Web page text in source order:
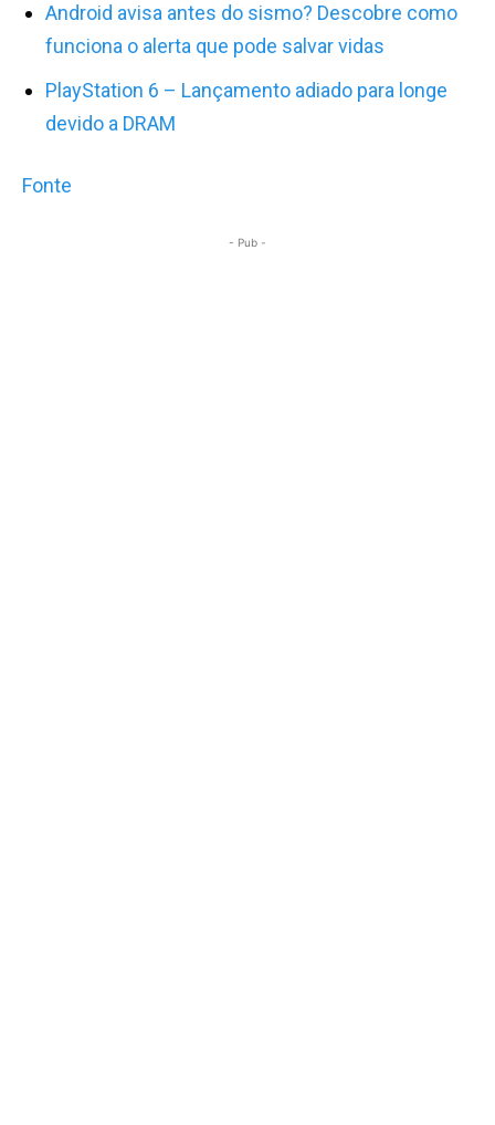
Android avisa antes do sismo? Descobre como
funciona o alerta que pode salvar vidas
PlayStation 6 – Lançamento adiado para longe
devido a DRAM
Fonte
- Pub -